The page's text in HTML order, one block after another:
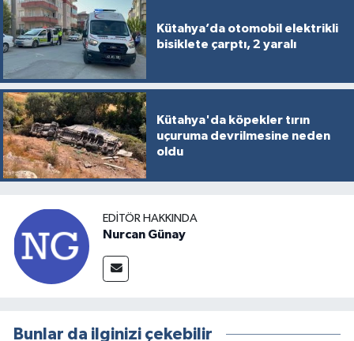
Kütahya’da otomobil elektrikli
bisiklete çarptı, 2 yaralı
Kütahya'da köpekler tırın
uçuruma devrilmesine neden
oldu
EDITÖR HAKKINDA
Nurcan Günay
Bunlar da ilginizi çekebilir